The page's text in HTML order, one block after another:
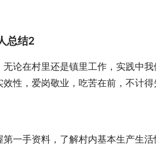
总结2
论在村里还是镇里工作，实践中
性，爱岗敬业，吃苦在前，不计得
一手资料，了解村内基本生产生